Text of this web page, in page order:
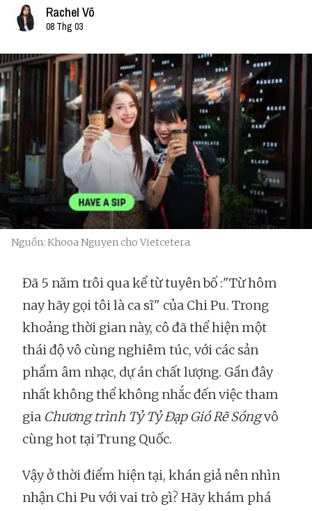
Rachel Võ
08 Thg 03
Nguồn: Khooa Nguyen cho Vietcetera
Đã 5 năm trôi qua kể từ tuyên bố :"Từ hôm
nay hãy gọi tôi là ca sĩ" của Chi Pu. Trong
khoảng thời gian này, cô đã thể hiện một
thái độ vô cùng nghiêm túc, với các sản
phẩm âm nhạc, dự án chất lượng. Gần đây
nhất không thể không nhắc đến việc tham
gia Chương trình Tỷ Tỷ Đạp Gió Rẽ Sóngvô
cùng hot tại Trung Quốc.
Vậy ở thời điểm hiện tại, khán giả nên nhìn
nhận Chi Pu với vai trò gì? Hãy khám phá